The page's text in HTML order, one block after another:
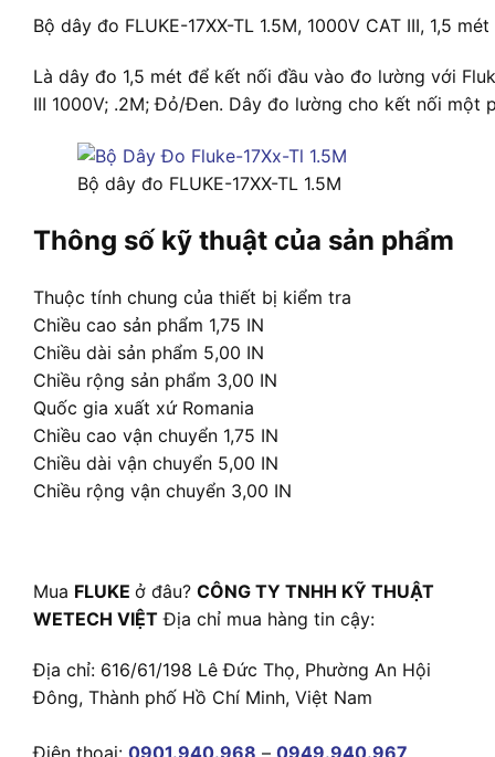
Bộ dây đo FLUKE-17XX-TL 1.5M, 1000V CAT III, 1,5 mét
Là dây đo 1,5 mét để kết nối đầu vào đo lường với
III 1000V; .2M; Đỏ/Đen. Dây đo lường cho kết nối một
Bộ dây đo FLUKE-17XX-TL 1.5M
Thông số kỹ thuật của sản phẩm
Thuộc tính chung của thiết bị kiểm tra
Chiều cao sản phẩm 1,75 IN
Chiều dài sản phẩm 5,00 IN
Chiều rộng sản phẩm 3,00 IN
Quốc gia xuất xứ Romania
Chiều cao vận chuyển 1,75 IN
Chiều dài vận chuyển 5,00 IN
Chiều rộng vận chuyển 3,00 IN
Mua FLUKE ở đâu? CÔNG TY TNHH KỸ THUẬT
WETECH VIỆT Địa chỉ mua hàng tin cậy:
Địa chỉ: 616/61/198 Lê Đức Thọ, Phường An Hội
Đông, Thành phố Hồ Chí Minh, Việt Nam
Điện thoại: 0901.940.968 – 0949.940.967